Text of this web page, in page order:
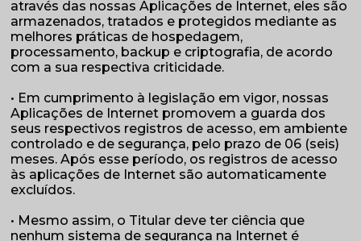
através das nossas Aplicações de Internet, eles são
armazenados, tratados e protegidos mediante as
melhores práticas de hospedagem,
processamento, backup e criptografia, de acordo
com a sua respectiva criticidade.
• Em cumprimento à legislação em vigor, nossas
Aplicações de Internet promovem a guarda dos
seus respectivos registros de acesso, em ambiente
controlado e de segurança, pelo prazo de 06 (seis)
meses. Após esse período, os registros de acesso
às aplicações de Internet são automaticamente
excluídos.
• Mesmo assim, o Titular deve ter ciência que
nenhum sistema de segurança na Internet é